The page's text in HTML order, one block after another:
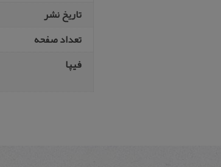
تاریخ نشر
تعداد صفحه
فیپا